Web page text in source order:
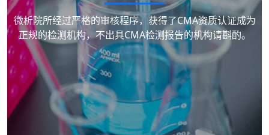
微析院所经过严格的审核程序，获得了CMA资质认证成为
正规的检测机构，不出具CMA检测报告的机构请斟酌。